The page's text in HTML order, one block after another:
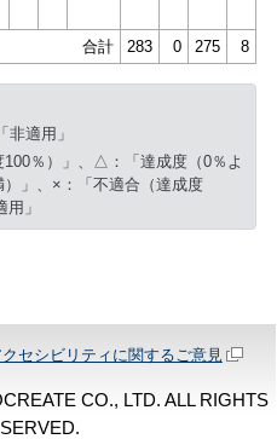
合計 283 0 275 8
非適用」
100％）」、△：「達成度（0％よ
）」、×：「不適合（達成度
」
セシビリティに関するご意見
CO., LTD. ALL RIGHTS